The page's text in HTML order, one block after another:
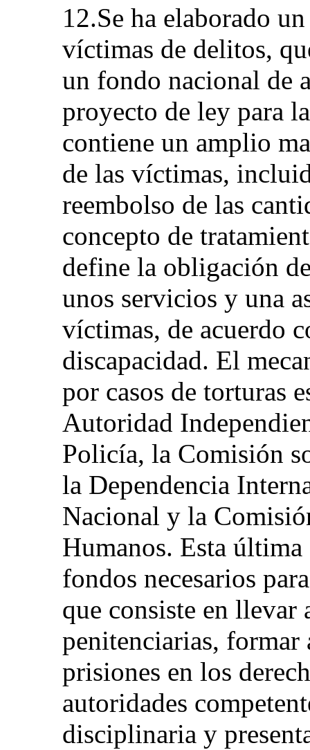
12.Se ha elaborado
víctimas de delitos,
un fondo nacional de
proyecto de ley para
contiene un amplio
de las víctimas,
reembolso de las
concepto de
define la obligación
unos servicios y una
víctimas, de acuerdo
discapacidad. El
por casos de torturas
Autoridad
Policía, la Comisión
la Dependencia
Nacional y la
Humanos. Esta
fondos necesarios
que consiste en llevar
penitenciarias,
prisiones en los
autoridades
disciplinaria y